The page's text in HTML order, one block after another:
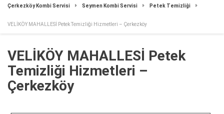
Çerkezköy Kombi Servisi Seymen Kombi Servisi Petek Temizliği
VELİKÖY MAHALLESİ Petek Temizliği Hizmetleri – Çerkezköy
VELİKÖY MAHALLESİ Petek
Temizliği Hizmetleri –
Çerkezköy